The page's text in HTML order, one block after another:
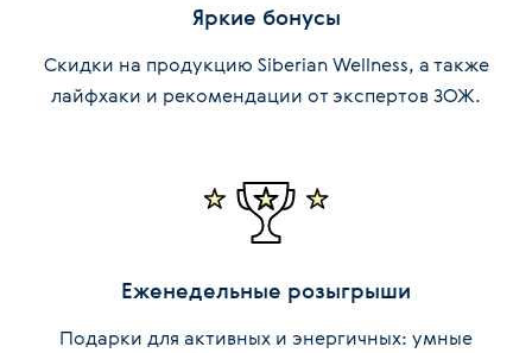
Яркие бонусы
Скидки на продукцию Siberian Wellness, а также
лайфхаки и рекомендации от экспертов ЗОЖ.
Еженедельные розыгрыши
Подарки для активных и энергичных: умные